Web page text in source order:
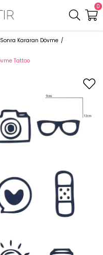
0
Kararan Dövme
Tattoo